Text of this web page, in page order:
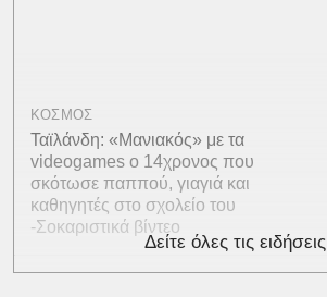
ΚΟΣΜΟΣ
Ταϊλάνδη: «Μανιακός» με τα
videogames ο 14χρονος που
σκότωσε παππού, γιαγιά και
καθηγητές στο σχολείο του
-Σοκαριστικά βίντεο
Δείτε όλες τις ειδήσεις